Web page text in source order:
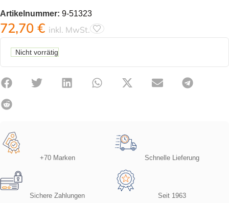
Artikelnummer: 9-51323
72,70 € inkl. MwSt.
Nicht vorrätig
+70 Marken Schnelle Lieferung
Sichere Zahlungen Seit 1963